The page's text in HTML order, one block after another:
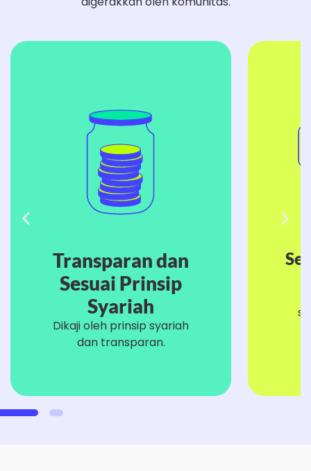
Transparan dan
Sesuai Prinsip
Syariah
Dikaji oleh prinsip syariah
dan transparan.